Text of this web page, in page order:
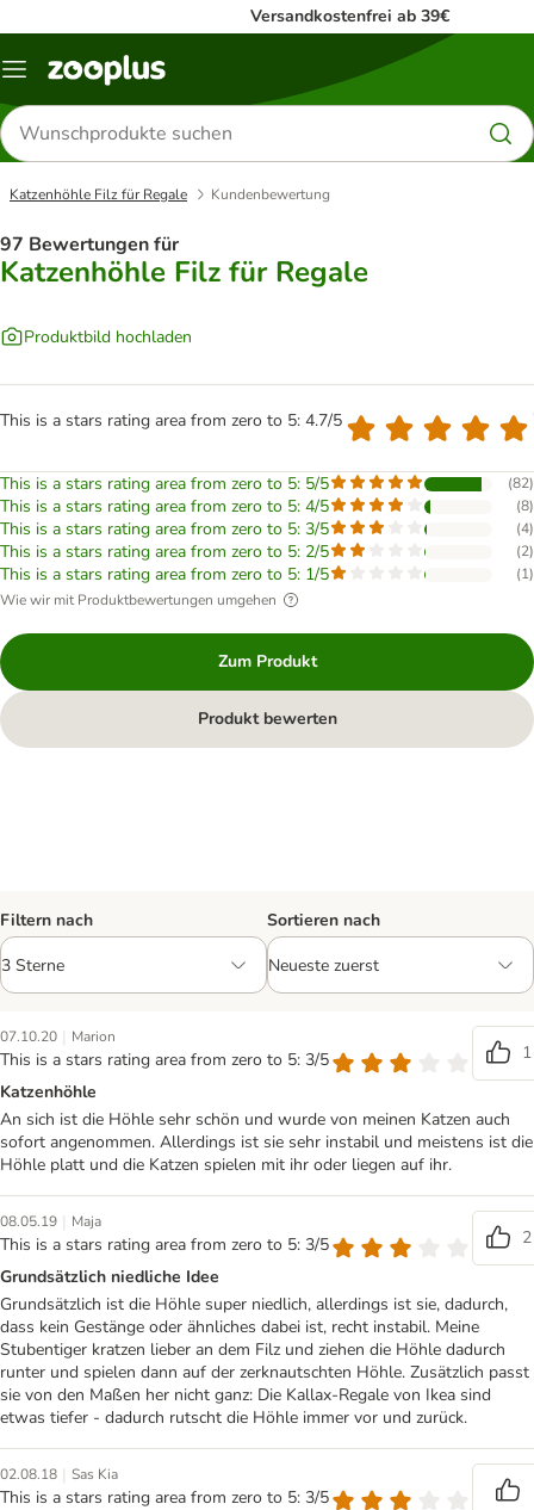
Versandkostenfrei ab 39€
Menü
Produkte
suchen
Katzenhöhle Filz für Regale Kundenbewertung
97 Bewertungen für
Katzenhöhle Filz für Regale
Produktbild hochladen
This is a stars rating area from zero to 5: 4.7/5
This is a stars rating area from zero to 5: 5/5 (82)
This is a stars rating area from zero to 5: 4/5 (8)
This is a stars rating area from zero to 5: 3/5 (4)
This is a stars rating area from zero to 5: 2/5 (2)
This is a stars rating area from zero to 5: 1/5 (1)
Wie wir mit Produktbewertungen umgehen
Zum Produkt
Produkt bewerten
Filtern nach Sortieren nach
07.10.20 | Marion
This is a stars rating area from zero to 5: 3/5
1
Katzenhöhle
An sich ist die Höhle sehr schön und wurde von meinen Katzen auch
sofort angenommen. Allerdings ist sie sehr instabil und meistens ist die
Höhle platt und die Katzen spielen mit ihr oder liegen auf ihr.
08.05.19 | Maja
This is a stars rating area from zero to 5: 3/5
2
Grundsätzlich niedliche Idee
Grundsätzlich ist die Höhle super niedlich, allerdings ist sie, dadurch,
dass kein Gestänge oder ähnliches dabei ist, recht instabil. Meine
Stubentiger kratzen lieber an dem Filz und ziehen die Höhle dadurch
runter und spielen dann auf der zerknautschten Höhle. Zusätzlich passt
sie von den Maßen her nicht ganz: Die Kallax-Regale von Ikea sind
etwas tiefer - dadurch rutscht die Höhle immer vor und zurück.
02.08.18 | Sas Kia
This is a stars rating area from zero to 5: 3/5